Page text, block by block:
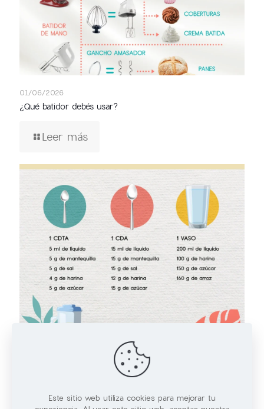
01/06/2026
¿Qué batidor debés usar?
Leer más
¿Cómo medir sin balanza?
Leer más
Este sitio web utiliza cookies para mejorar tu